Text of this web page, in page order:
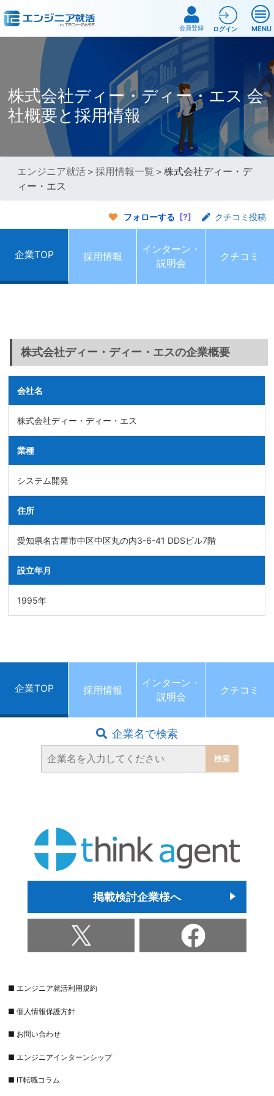
MENU
会員登録 ログイン
株式会社ディー・ディー・エス 会
社概要と採用情報
エンジニア就活 ＞採用情報一覧 ＞株式会社ディー・デ
ィー・エス
フォローする [?] クチコミ投稿
企業TOP 採用情報
インターン・
説明会
クチコミ
株式会社ディー・ディー・エスの企業概要
会社名
株式会社ディー・ディー・エス
業種
システム開発
住所
愛知県名古屋市中区中区丸の内3-6-41 DDSビル7階
設立年月
1995年
企業TOP 採用情報
インターン・
説明会
クチコミ
企業名で検索
掲載検討企業様へ
■ エンジニア就活利用規約
■ 個人情報保護方針
■ お問い合わせ
■ エンジニアインターンシップ
■ IT転職コラム